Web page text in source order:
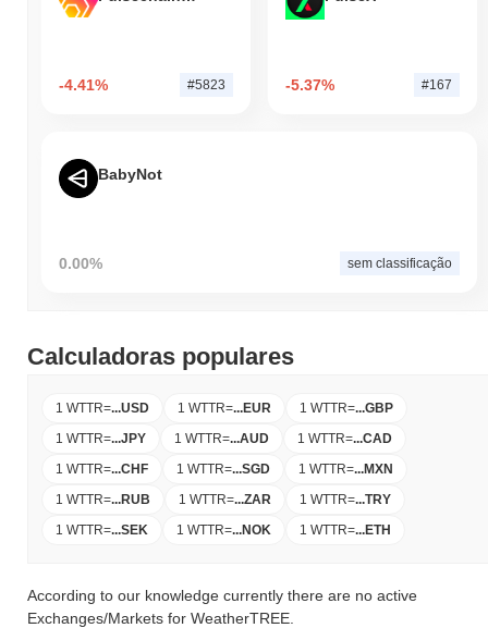
-4.41% #5823 -5.37% #167
BabyNot
0.00% sem classificação
Calculadoras populares
1 WTTR=...USD 1 WTTR=...EUR 1 WTTR=...GBP
1 WTTR=...JPY 1 WTTR=...AUD 1 WTTR=...CAD
1 WTTR=...CHF 1 WTTR=...SGD 1 WTTR=...MXN
1 WTTR=...RUB 1 WTTR=...ZAR 1 WTTR=...TRY
1 WTTR=...SEK 1 WTTR=...NOK 1 WTTR=...ETH
According to our knowledge currently there are no active
Exchanges/Markets for WeatherTREE.